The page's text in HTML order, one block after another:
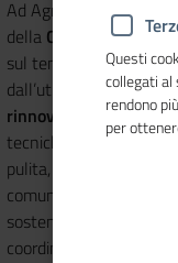
Ad Agrigento venerdì
della Camera di
sul tema della
dall’utilizzo di fonti
rinnovabili
, verso
tecniche di
risparmio
pulita, quindi energia
comunitario tramite il
sostenibilità
coordinamento
Questi
collegati al
rendono
per